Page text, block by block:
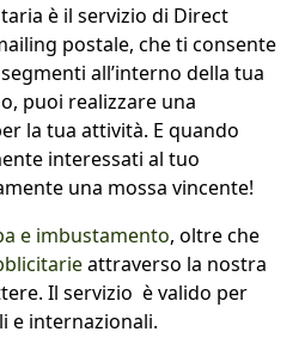
è il servizio di Direct
postale, che ti consente
all’interno della tua
puoi realizzare una
la tua attività. E quando
interessati al tuo
una mossa vincente!
e imbustamento, oltre che
attraverso la nostra
Il servizio è valido per
e internazionali.